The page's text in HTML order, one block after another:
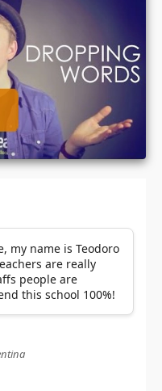
my name is Teodoro
are really
people are
this school 100%!